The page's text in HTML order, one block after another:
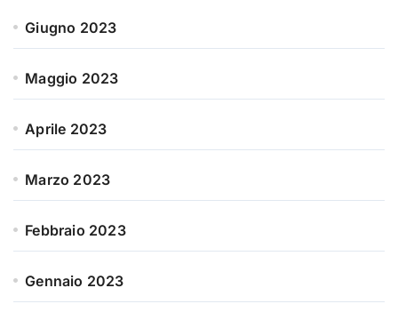
Giugno 2023
Maggio 2023
Aprile 2023
Marzo 2023
Febbraio 2023
Gennaio 2023